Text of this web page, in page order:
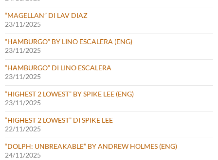
“MAGELLAN” DI LAV DIAZ
23/11/2025
“HAMBURGO” BY LINO ESCALERA (ENG)
23/11/2025
“HAMBURGO” DI LINO ESCALERA
23/11/2025
“HIGHEST 2 LOWEST” BY SPIKE LEE (ENG)
23/11/2025
“HIGHEST 2 LOWEST” DI SPIKE LEE
22/11/2025
“DOLPH: UNBREAKABLE” BY ANDREW HOLMES (ENG)
24/11/2025